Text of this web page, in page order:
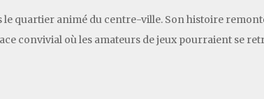
le quartier animé du centre-ville. Son histoire
convivial où les amateurs de jeux pourraient se